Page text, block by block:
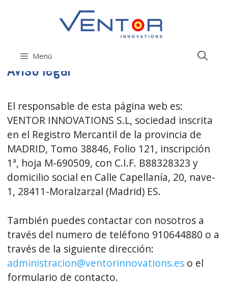
Menú
Aviso legal
El responsable de esta página web es:
VENTOR INNOVATIONS S.L, sociedad inscrita
en el Registro Mercantil de la provincia de
MADRID, Tomo 38846, Folio 121, inscripción
1ª, hoja M-690509, con C.I.F. B88328323 y
domicilio social en Calle Capellanía, 20, nave-
1, 28411-Moralzarzal (Madrid) ES.
También puedes contactar con nosotros a
través del numero de teléfono 910644880 o a
través de la siguiente dirección:
administracion@ventorinnovations.es o el
formulario de contacto.